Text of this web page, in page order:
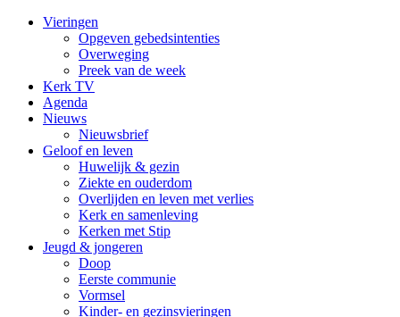
Vieringen
Opgeven gebedsintenties
Overweging
Preek van de week
Kerk TV
Agenda
Nieuws
Nieuwsbrief
Geloof en leven
Huwelijk & gezin
Ziekte en ouderdom
Overlijden en leven met verlies
Kerk en samenleving
Kerken met Stip
Jeugd & jongeren
Doop
Eerste communie
Vormsel
Kinder- en gezinsvieringen